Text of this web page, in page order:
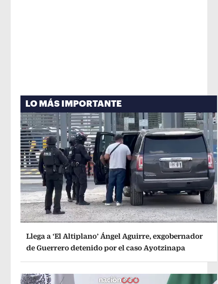
LO MÁS IMPORTANTE
Llega a ‘El Altiplano’ Ángel Aguirre, exgobernador
de Guerrero detenido por el caso Ayotzinapa